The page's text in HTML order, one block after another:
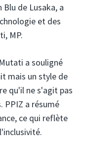
de Lusaka, a
et des
MP.
a souligné
mais un style de
qu'il ne s'agit pas
PPIZ a résumé
ce qui reflète